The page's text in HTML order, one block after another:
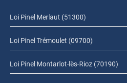
Loi Pinel Merlaut (51300)
Loi Pinel Trémoulet (09700)
Loi Pinel Montarlot-lès-Rioz (70190)